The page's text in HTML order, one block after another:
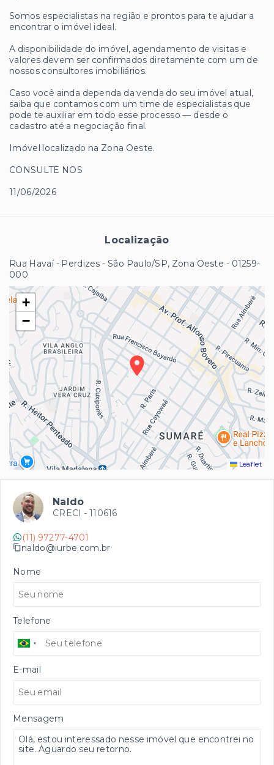
Somos especialistas na região e prontos para te ajudar a
encontrar o imóvel ideal.
A disponibilidade do imóvel, agendamento de visitas e
valores devem ser confirmados diretamente com um de
nossos consultores imobiliários.
Caso você ainda dependa da venda do seu imóvel atual,
saiba que contamos com um time de especialistas que
pode te auxiliar em todo esse processo — desde o
cadastro até a negociação final.
Imóvel localizado na Zona Oeste.
CONSULTE NOS
11/06/2026
Localização
Rua Havaí - Perdizes - São Paulo/SP, Zona Oeste - 01259-
000
+
−
Leaflet
Naldo
CRECI - 110616
(11) 97277-4701
naldo@iurbe.com.br
Nome
Telefone
E-mail
Mensagem